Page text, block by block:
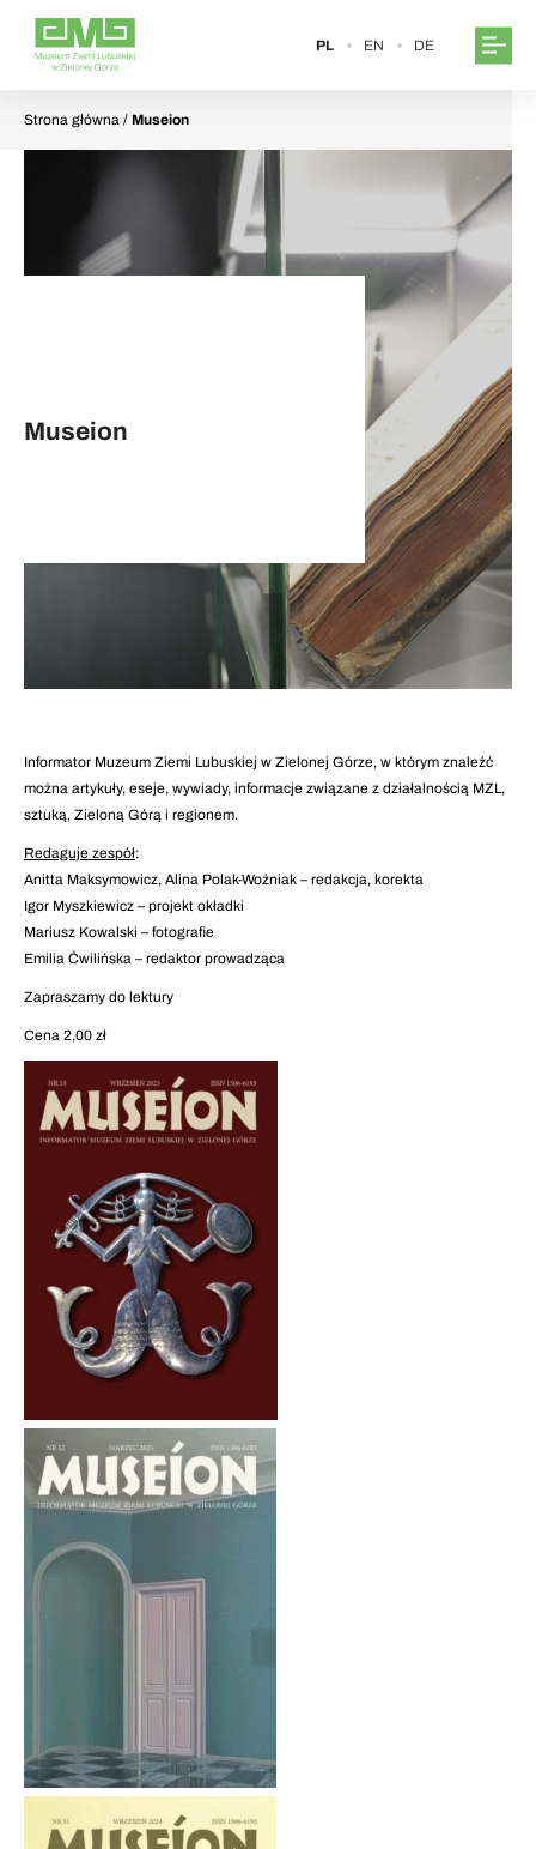
PL EN DE
Strona główna / Museion
Museion
Informator Muzeum Ziemi Lubuskiej w Zielonej Górze, w którym znaleźć
można artykuły, eseje, wywiady, informacje związane z działalnością MZL,
sztuką, Zieloną Górą i regionem.
Redaguje zespół:
Anitta Maksymowicz, Alina Polak-Woźniak – redakcja, korekta
Igor Myszkiewicz – projekt okładki
Mariusz Kowalski – fotografie
Emilia Ćwilińska – redaktor prowadząca
Zapraszamy do lektury
Cena 2,00 zł